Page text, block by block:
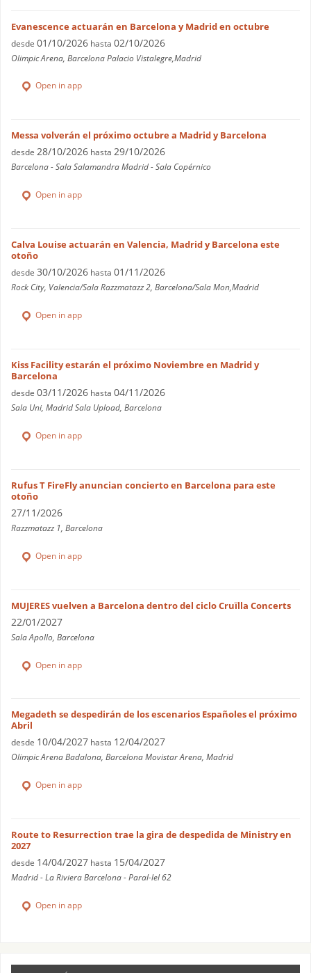
Evanescence actuarán en Barcelona y Madrid en octubre
desde 01/10/2026 hasta 02/10/2026
Olimpic Arena, Barcelona Palacio Vistalegre,Madrid
Open in app
Messa volverán el próximo octubre a Madrid y Barcelona
desde 28/10/2026 hasta 29/10/2026
Barcelona - Sala Salamandra Madrid - Sala Copérnico
Open in app
Calva Louise actuarán en Valencia, Madrid y Barcelona este
otoño
desde 30/10/2026 hasta 01/11/2026
Rock City, Valencia/Sala Razzmatazz 2, Barcelona/Sala Mon,Madrid
Open in app
Kiss Facility estarán el próximo Noviembre en Madrid y
Barcelona
desde 03/11/2026 hasta 04/11/2026
Sala Uni, Madrid Sala Upload, Barcelona
Open in app
Rufus T FireFly anuncian concierto en Barcelona para este
otoño
27/11/2026
Razzmatazz 1, Barcelona
Open in app
MUJERES vuelven a Barcelona dentro del ciclo Cruïlla Concerts
22/01/2027
Sala Apollo, Barcelona
Open in app
Megadeth se despedirán de los escenarios Españoles el próximo
Abril
desde 10/04/2027 hasta 12/04/2027
Olimpic Arena Badalona, Barcelona Movistar Arena, Madrid
Open in app
Route to Resurrection trae la gira de despedida de Ministry en
2027
desde 14/04/2027 hasta 15/04/2027
Madrid - La Riviera Barcelona - Paral-lel 62
Open in app